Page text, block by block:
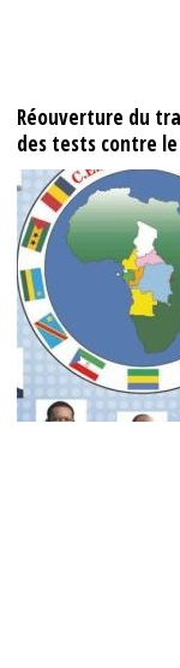
Réouverture du
des tests contre le